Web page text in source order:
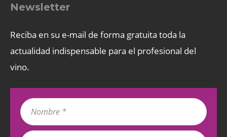
Newsletter
Reciba en su e-mail de forma gratuita toda la
actualidad indispensable para el profesional del
vino.